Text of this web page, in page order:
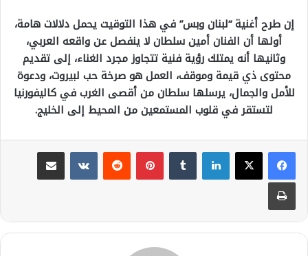
إن طرح أغنية “لبنان وبس” في هذا التوقيت يحمل دلالات هامة،
أولها أن الفنان أمين سلطان لا ينفصل عن واقعه العربي،
وثانيها أنه يمتلك رؤية فنية تتجاوز مجرد الغناء، إلى تقديم
محتوى ذي قيمة وموقف، العمل هو صرخة حب لبيروت، ودعوة
للأمل والجمال، يرسلها سلطان من أقصى الغرب في كاليفورنيا
لتستقر في قلوب المستمعين من المحيط إلى الخليج.
لينكدإن بينتيريست
مشاركة عبر البريد
طباعة